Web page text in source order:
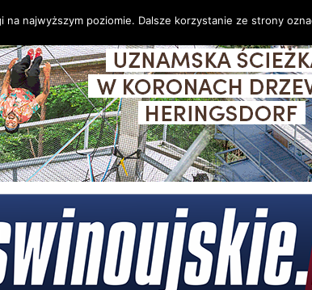
na najwyższym poziomie. Dalsze korzystanie ze strony